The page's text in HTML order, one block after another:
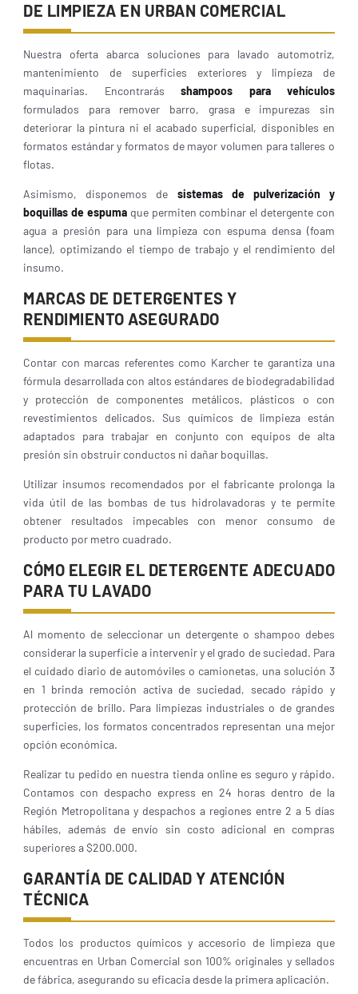
DE LIMPIEZA EN URBAN COMERCIAL
Nuestra oferta abarca soluciones para lavado automotriz,
mantenimiento de superficies exteriores y limpieza de
maquinarias. Encontrarás shampoos para vehículos
formulados para remover barro, grasa e impurezas sin
deteriorar la pintura ni el acabado superficial, disponibles en
formatos estándar y formatos de mayor volumen para talleres o
flotas.
Asimismo, disponemos de sistemas de pulverización y
boquillas de espumaque permiten combinar el detergente con
agua a presión para una limpieza con espuma densa (foam
lance), optimizando el tiempo de trabajo y el rendimiento del
insumo.
MARCAS DE DETERGENTES Y
RENDIMIENTO ASEGURADO
Contar con marcas referentes como Karcher te garantiza una
fórmula desarrollada con altos estándares de biodegradabilidad
y protección de componentes metálicos, plásticos o con
revestimientos delicados. Sus químicos de limpieza están
adaptados para trabajar en conjunto con equipos de alta
presión sin obstruir conductos ni dañar boquillas.
Utilizar insumos recomendados por el fabricante prolonga la
vida útil de las bombas de tus hidrolavadoras y te permite
obtener resultados impecables con menor consumo de
producto por metro cuadrado.
CÓMO ELEGIR EL DETERGENTE ADECUADO
PARA TU LAVADO
Al momento de seleccionar un detergente o shampoo debes
considerar la superficie a intervenir y el grado de suciedad. Para
el cuidado diario de automóviles o camionetas, una solución 3
en 1 brinda remoción activa de suciedad, secado rápido y
protección de brillo. Para limpiezas industriales o de grandes
superficies, los formatos concentrados representan una mejor
opción económica.
Realizar tu pedido en nuestra tienda online es seguro y rápido.
Contamos con despacho express en 24 horas dentro de la
Región Metropolitana y despachos a regiones entre 2 a 5 días
hábiles, además de envío sin costo adicional en compras
superiores a $200.000.
GARANTÍA DE CALIDAD Y ATENCIÓN
TÉCNICA
Todos los productos químicos y accesorio de limpieza que
encuentras en Urban Comercial son 100% originales y sellados
de fábrica, asegurando su eficacia desde la primera aplicación.